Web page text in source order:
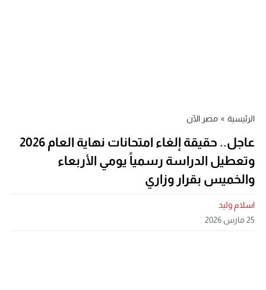
الرئيسية » مصر الآن
عاجل.. حقيقة إلغاء امتحانات نهاية العام 2026
وتعطيل الدراسة رسمياً يومي الأربعاء
والخميس بقرار وزاري
اسلام وليد
25 مارس 2026